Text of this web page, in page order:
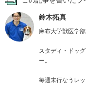
鈴木拓真
麻布大学獣医学
スタディ・ドッ
ー。
毎週末行なうレ